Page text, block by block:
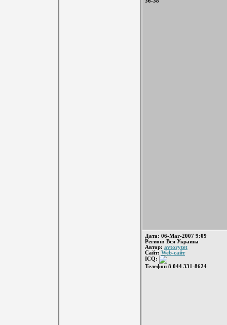
Дата: 06-Mar-2007 9:09
Регион: Вся Украина
Автор: avtorytet
Сайт: Web-сайт
ICQ:
Телефон 8 044 331-8624